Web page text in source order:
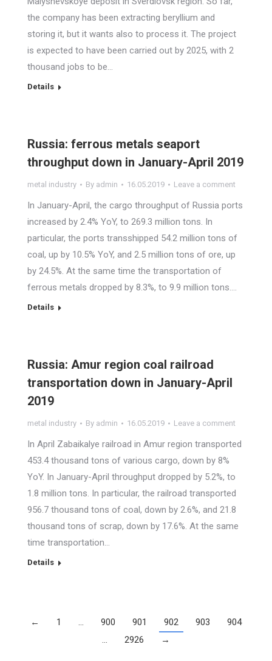
the company has been extracting beryllium and
storing it, but it wants also to process it. The project
is expected to have been carried out by 2025, with 2
thousand jobs to be…
Details
Russia: ferrous metals seaport
throughput down in January-April 2019
metal industry By admin 16.05.2019 Leave a comment
In January-April, the cargo throughput of Russia ports
increased by 2.4% YoY, to 269.3 million tons. In
particular, the ports transshipped 54.2 million tons of
coal, up by 10.5% YoY, and 2.5 million tons of ore, up
by 24.5%. At the same time the transportation of
ferrous metals dropped by 8.3%, to 9.9 million tons.…
Details
Russia: Amur region coal railroad
transportation down in January-April
2019
metal industry By admin 16.05.2019 Leave a comment
In April Zabaikalye railroad in Amur region transported
453.4 thousand tons of various cargo, down by 8%
YoY. In January-April throughput dropped by 5.2%, to
1.8 million tons. In particular, the railroad transported
956.7 thousand tons of coal, down by 2.6%, and 21.8
thousand tons of scrap, down by 17.6%. At the same
time transportation…
Details
← 1 … 900 901 902 903
904
…
2926 →